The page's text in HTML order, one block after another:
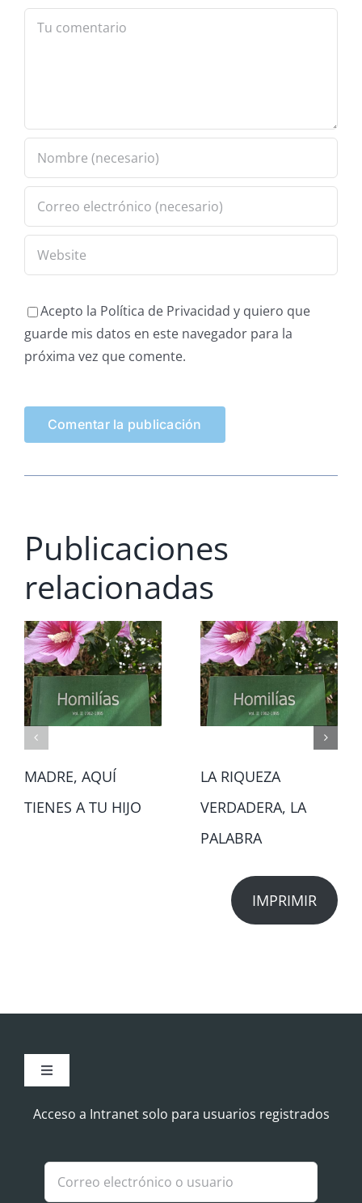
Comment
Acepto la Política de Privacidad y quiero que
guarde mis datos en este navegador para la
próxima vez que comente.
Publicaciones
relacionadas
MADRE, AQUÍ
TIENES A TU HIJO
LA RIQUEZA
VERDADERA, LA
PALABRA
IMPRIMIR
Toggle
Aviso Legal
Política de Cookies
Acceso a Intranet solo para usuarios registrados